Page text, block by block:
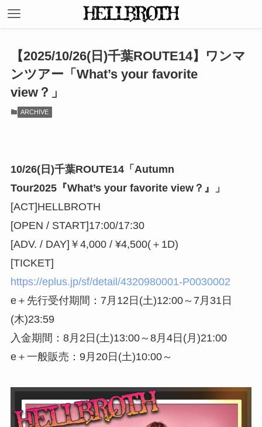
【2025/10/26(日)千葉ROUTE14】ワンマ
ンツアー「What’s your favorite
view？」
ARCHIVE
10/26(日)千葉ROUTE14「Autumn
Tour2025『What’s your favorite view？』」
[ACT]HELLBROTH
[OPEN / START]17:00/17:30
[ADV. / DAY]￥4,000 / ¥4,500(＋1D)
[TICKET]
https://eplus.jp/sf/detail/4320980001-P0030002
e＋先行受付期間：7月12日(土)12:00～7月31日
(木)23:59
入金期間：8月2日(土)13:00～8月4日(月)21:00
e＋一般販売：9月20日(土)10:00～